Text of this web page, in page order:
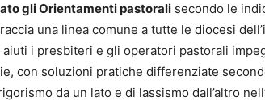
gli Orientamenti pastorali secondo le
una linea comune a tutte le diocesi
aiuti i presbiteri e gli operatori pastorali
con soluzioni pratiche differenziate
da un lato e di lassismo dall’altro